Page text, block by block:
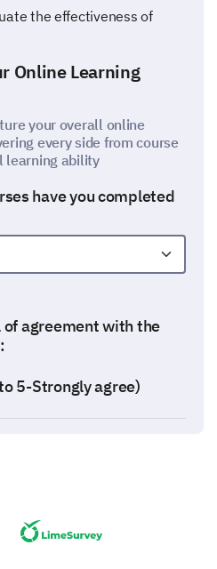
the effectiveness of
Online Learning
your overall online
every side from course
learning ability
have you completed
of agreement with the
5-Strongly agree)
and understandable.
friendly and easy to
are interactive and